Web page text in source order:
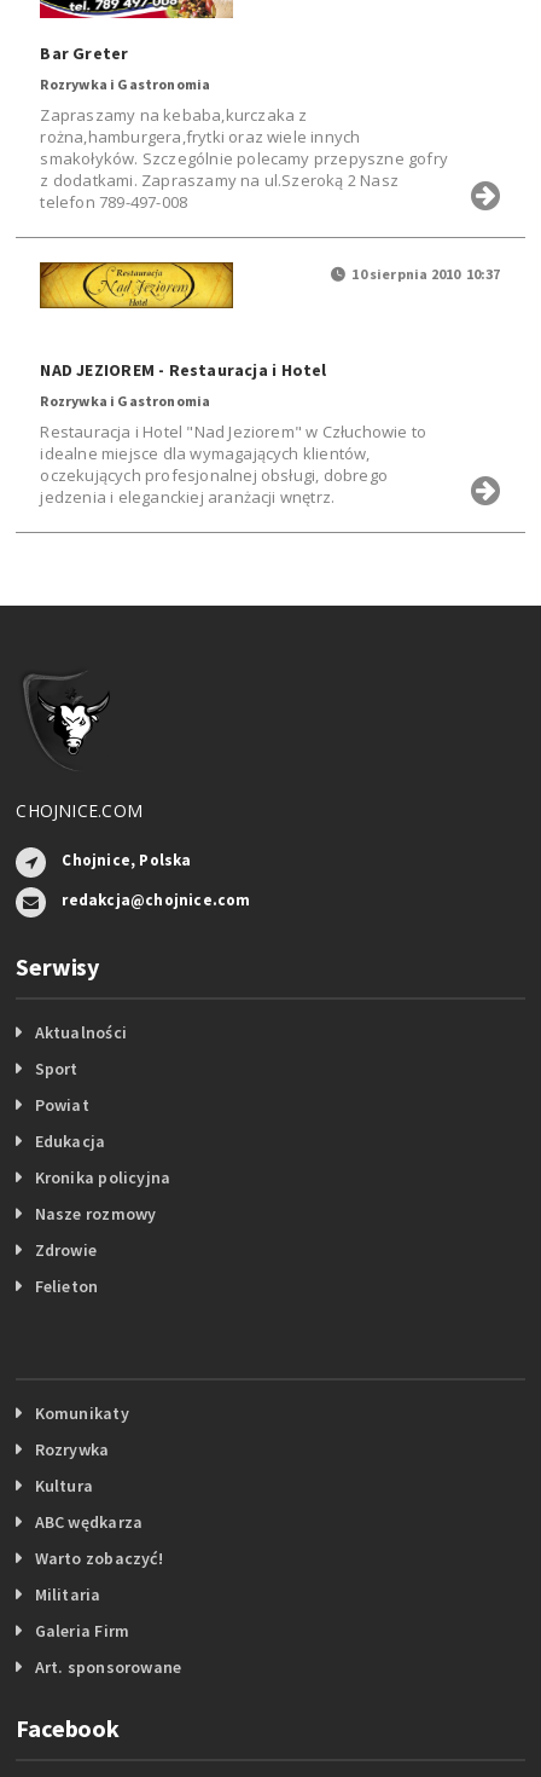
Bar Greter
Rozrywka i Gastronomia
Zapraszamy na kebaba,kurczaka z
rożna,hamburgera,frytki oraz wiele innych
smakołyków. Szczególnie polecamy przepyszne gofry
z dodatkami. Zapraszamy na ul.Szeroką 2 Nasz
telefon 789-497-008
10 sierpnia 2010 10:37
NAD JEZIOREM - Restauracja i Hotel
Rozrywka i Gastronomia
Restauracja i Hotel "Nad Jeziorem" w Człuchowie to
idealne miejsce dla wymagających klientów,
oczekujących profesjonalnej obsługi, dobrego
jedzenia i eleganckiej aranżacji wnętrz.
CHOJNICE.COM
Chojnice, Polska
redakcja@chojnice.com
Serwisy
Aktualności
Sport
Powiat
Edukacja
Kronika policyjna
Nasze rozmowy
Zdrowie
Felieton
Komunikaty
Rozrywka
Kultura
ABC wędkarza
Warto zobaczyć!
Militaria
Galeria Firm
Art. sponsorowane
Facebook